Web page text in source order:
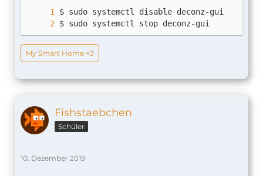
$ sudo systemctl stop deconz-gui
My Smart Home <3
Fishstaebchen
Schüler
10. Dezember 2019